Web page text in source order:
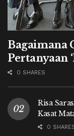
Bagaimana
Pertanyaan
0 SHARES
Risa
Kasat
0